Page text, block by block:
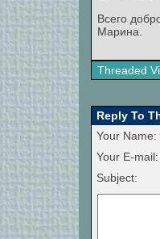
Всего
Марина.
Threaded
Reply To
Your Name:
Your E-mail:
Subject: